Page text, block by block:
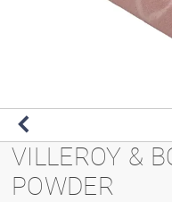
VILLEROY &
POWDER